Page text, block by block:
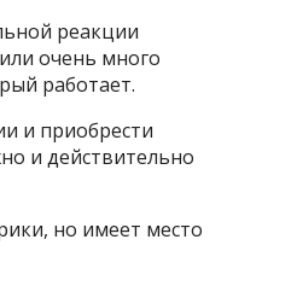
реакции
очень много
работает.
и приобрести
и действительно
но имеет место